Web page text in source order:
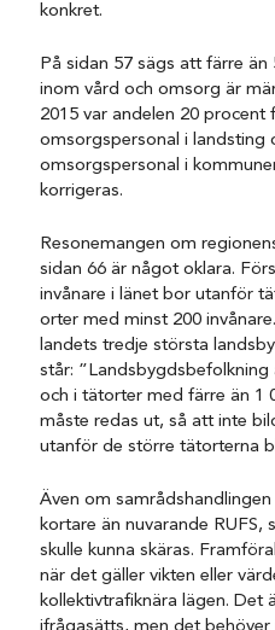
konkret.
På sidan 57 sägs att färre
inom vård och omsorg är
2015 var andelen 20 procent
omsorgspersonal i landsting
omsorgspersonal i
korrigeras.
Resonemangen om
sidan 66 är något oklara.
invånare i länet bor utanför
orter med minst 200
landets tredje största
står: ”Landsbygdsbefolkning
och i tätorter med färre än 1
måste redas ut, så att inte
utanför de större tätorterna
Även om
kortare än nuvarande RUFS,
skulle kunna skäras.
när det gäller vikten eller
kollektivtrafiknära lägen. Det